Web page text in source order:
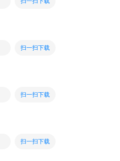
扫一扫下载
扫一扫下载
扫一扫下载